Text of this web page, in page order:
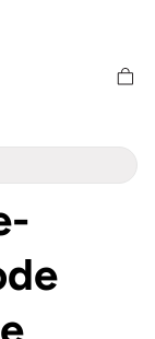
Panier
d'achat